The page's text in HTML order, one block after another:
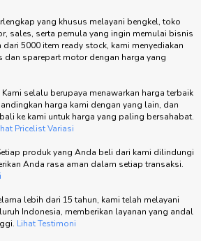
yang khusus melayani bengkel, toko
sales, serta pemula yang ingin memulai bisnis
5000 item ready stock, kami menyediakan
dan sparepart motor dengan harga yang
Kami selalu berupaya menawarkan harga terbaik
harga kami dengan yang lain, dan
ke kami untuk harga yang paling bersahabat.
Pricelist Variasi
produk yang Anda beli dari kami dilindungi
Anda rasa aman dalam setiap transaksi.
lebih dari 15 tahun, kami telah melayani
Indonesia, memberikan layanan yang andal
Lihat Testimoni